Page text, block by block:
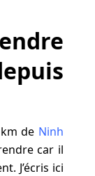
de Ninh
car il
J’écris ici